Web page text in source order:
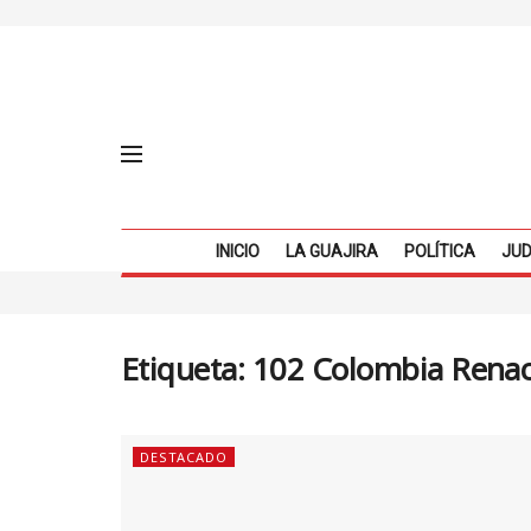
INICIO LA GUAJIRA POLÍTICA
Etiqueta: 102 Colombia
DESTACADO